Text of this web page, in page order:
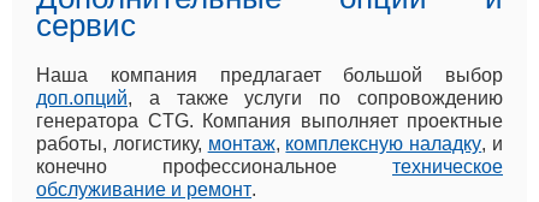
сервис
Наша компания предлагает большой выбор
доп.опций, а также услуги по сопровождению
генератора CTG. Компания выполняет проектные
работы, логистику, монтаж, комплексную наладку, и
конечно профессиональное техническое
обслуживание и ремонт.